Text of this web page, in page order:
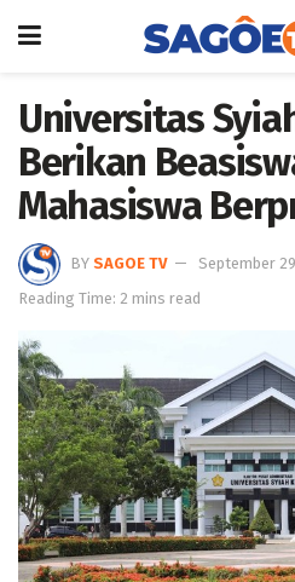
Universitas
Berikan
Mahasiswa
BY SAGOE TV
September
Reading Time: 2 mins read